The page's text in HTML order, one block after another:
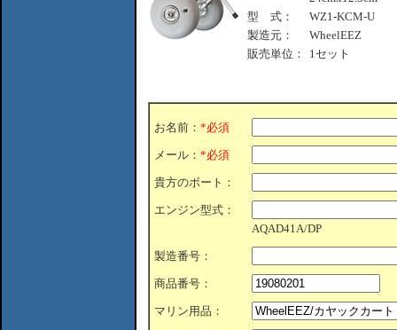
型 式：
WZ1-KCM-U
製造元：
WheelEEZ
販売単位：
1セット
お名前： *必須
メール： *必須
貴方のボート：
エンジン型式：
AQAD41A/DP
製造番号：
商品番号：
マリン用品：